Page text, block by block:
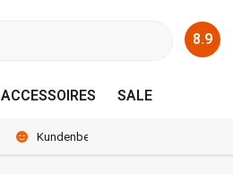
8.9
ACCESSOIRES SALE
Kundenbewertung 8.9 /10